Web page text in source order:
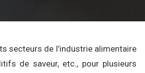
secteurs de l’industrie alimentaire
de saveur, etc., pour plusieurs